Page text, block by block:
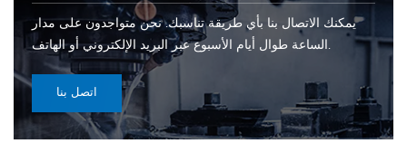
يمكنك الاتصال بنا بأي طريقة تناسبك. نحن متواجدون على مدار
الساعة طوال أيام الأسبوع عبر البريد الإلكتروني أو الهاتف.
اتصل بنا